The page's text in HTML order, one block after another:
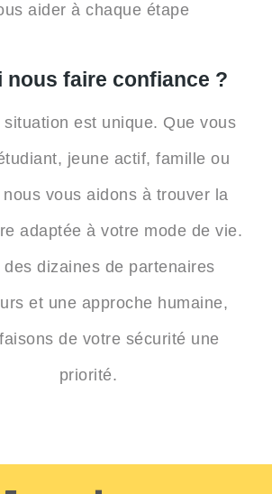
aider à chaque étape
nous faire confiance ?
situation est unique. Que vous
jeune actif, famille ou
vous aidons à trouver la
adaptée à votre mode de vie.
des dizaines de partenaires
et une approche humaine,
de votre sécurité une
priorité.